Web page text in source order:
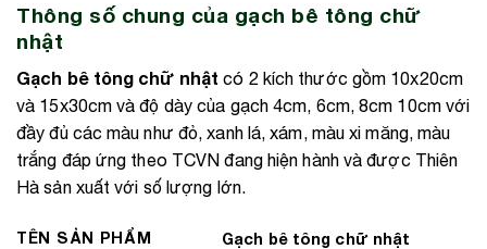
Thông số chung của gạch bê tông chữ
nhật
Gạch bê tông chữ nhật có 2 kích thước gồm 10x20cm
và 15x30cm và độ dày của gạch 4cm, 6cm, 8cm 10cm với
đầy đủ các màu như đỏ, xanh lá, xám, màu xi măng, màu
trắng đáp ứng theo TCVN đang hiện hành và được Thiên
Hà sản xuất với số lượng lớn.
TÊN SẢN PHẨM Gạch bê tông chữ nhật